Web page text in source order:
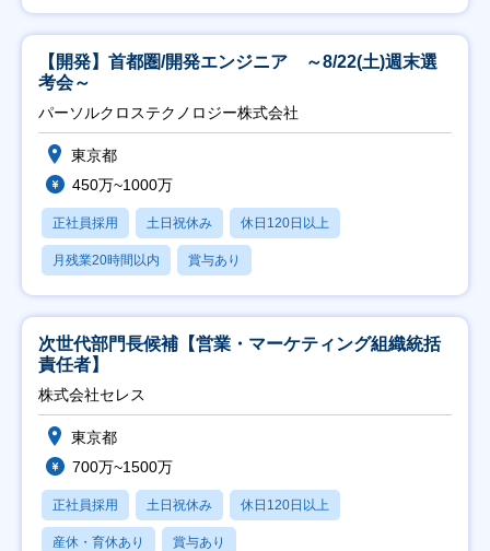
【開発】首都圏/開発エンジニア ～8/22(土)週末選
考会～
パーソルクロステクノロジー株式会社
東京都
450万~1000万
正社員採用 土日祝休み 休日120日以上
月残業20時間以内 賞与あり
次世代部門長候補【営業・マーケティング組織統括
責任者】
株式会社セレス
東京都
700万~1500万
正社員採用 土日祝休み 休日120日以上
産休・育休あり 賞与あり